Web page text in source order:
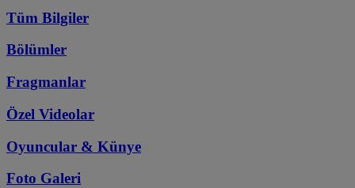
Tüm Bilgiler
Bölümler
Fragmanlar
Özel Videolar
Oyuncular & Künye
Foto Galeri